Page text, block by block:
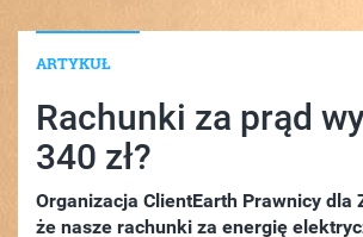
ARTYKUŁ
Rachunki za prąd
340 zł?
Organizacja ClientEarth Prawnicy dla
że nasze rachunki za energię